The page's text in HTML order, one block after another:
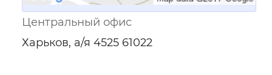
Центральный офис
Харьков, а/я 4525 61022